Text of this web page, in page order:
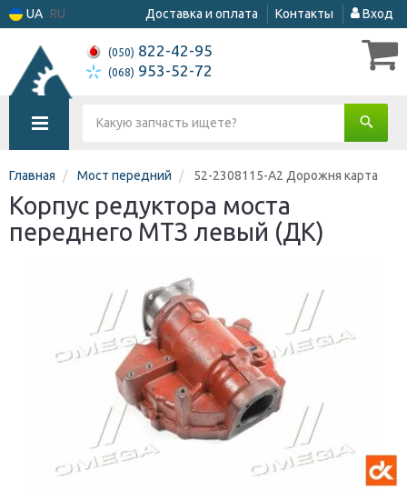
UA RU Доставка и оплата Контакты Вход
(050) 822-42-95
(068) 953-52-72
Главная Мост передний 52-2308115-А2 Дорожня карта
Корпус редуктора моста
переднего МТЗ левый (ДК)